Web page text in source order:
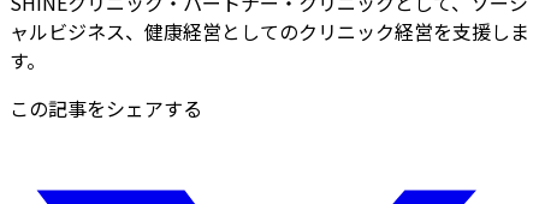
ャルビジネス、健康経営としてのクリニック経営を支援しま
す。
この記事をシェアする